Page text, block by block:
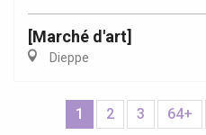
[Marché d'art]
Dieppe
1 2 3 64+